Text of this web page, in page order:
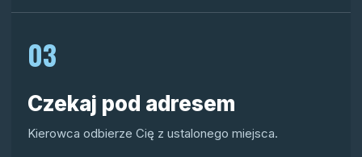
03
Czekaj pod adresem
Kierowca odbierze Cię z ustalonego miejsca.